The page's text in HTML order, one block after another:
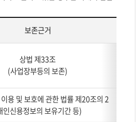
보존근거
상법 제33조
(사업장부등의 보존)
용 및 보호에 관한 법률 제20조의 2
인신용정보의 보유기간 등)